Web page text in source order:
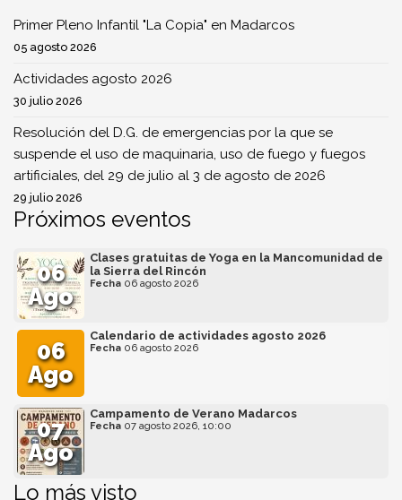
Primer Pleno Infantil "La Copia" en Madarcos
05 agosto 2026
Actividades agosto 2026
30 julio 2026
Resolución del D.G. de emergencias por la que se
suspende el uso de maquinaria, uso de fuego y fuegos
artificiales, del 29 de julio al 3 de agosto de 2026
29 julio 2026
Próximos eventos
06
Ago
Clases gratuitas de Yoga en la Mancomunidad de
la Sierra del Rincón
Fecha 06 agosto 2026
06
Ago
Calendario de actividades agosto 2026
Fecha 06 agosto 2026
07
Ago
Campamento de Verano Madarcos
Fecha 07 agosto 2026, 10:00
Lo más visto